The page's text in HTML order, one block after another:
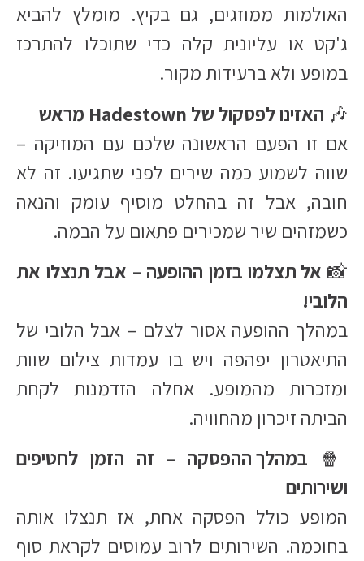
האולמות ממוזגים, גם בקיץ. מומלץ להביא
ג'קט או עליונית קלה כדי שתוכלו להתרכז
במופע ולא ברעידות מקור.
🎶 האזינו לפסקול של Hadestown מראש
אם זו הפעם הראשונה שלכם עם המוזיקה –
שווה לשמוע כמה שירים לפני שתגיעו. זה לא
חובה, אבל זה בהחלט מוסיף עומק והנאה
כשמזהים שיר שמכירים פתאום על הבמה.
📸 אל תצלמו בזמן ההופעה – אבל תנצלו את
הלובי!
במהלך ההופעה אסור לצלם – אבל הלובי של
התיאטרון יפהפה ויש בו עמדות צילום שוות
ומזכרות מהמופע. אחלה הזדמנות לקחת
הביתה זיכרון מהחוויה.
🍿 במהלך ההפסקה – זה הזמן לחטיפים
ושירותים
המופע כולל הפסקה אחת, אז תנצלו אותה
בחוכמה. השירותים לרוב עמוסים לקראת סוף